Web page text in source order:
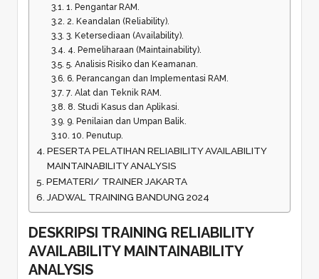
1. Pengantar RAM.
2. Keandalan (Reliability).
3. Ketersediaan (Availability).
4. Pemeliharaan (Maintainability).
5. Analisis Risiko dan Keamanan.
6. Perancangan dan Implementasi RAM.
7. Alat dan Teknik RAM.
8. Studi Kasus dan Aplikasi.
9. Penilaian dan Umpan Balik.
10. Penutup.
PESERTA PELATIHAN RELIABILITY AVAILABILITY
MAINTAINABILITY ANALYSIS
PEMATERI/ TRAINER JAKARTA
JADWAL TRAINING BANDUNG 2024
DESKRIPSI TRAINING RELIABILITY
AVAILABILITY MAINTAINABILITY
ANALYSIS